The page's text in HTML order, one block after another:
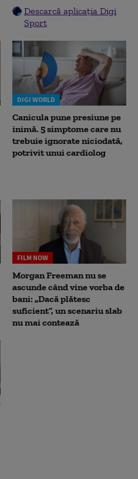
Descarcă aplicația Digi
Sport
DIGI WORLD
Canicula pune presiune pe
inimă. 5 simptome care nu
trebuie ignorate niciodată,
potrivit unui cardiolog
FILM NOW
Morgan Freeman nu se
ascunde când vine vorba de
bani: „Dacă plătesc
suficient”, un scenariu slab
nu mai contează